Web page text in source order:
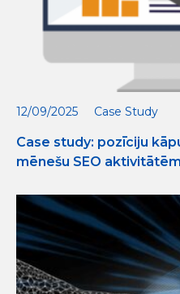
12/09/2025 Case Study
Case study: pozīciju
mēnešu SEO aktivitātēm